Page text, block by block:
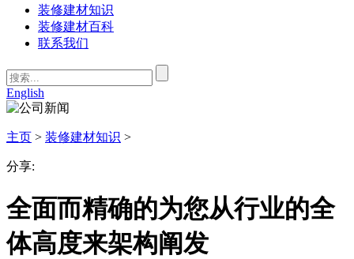
装修建材知识
装修建材百科
联系我们
English
主页 > 装修建材知识 >
分享:
全面而精确的为您从行业的全
体高度来架构阐发